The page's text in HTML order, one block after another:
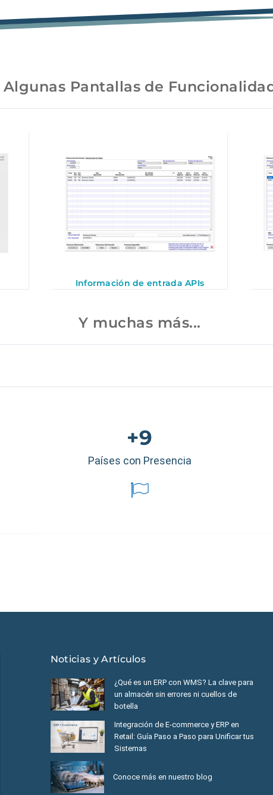
Algunas Pantallas de
Información de entrada APIs
Y muchas más...
+9
Países con Presencia
Noticias y Artículos
¿Qué es un ERP con WMS? La clave para
un almacén sin errores ni cuellos de
botella
Integración de E-commerce y ERP en
Retail: Guía Paso a Paso para Unificar tus
Sistemas
Conoce más en nuestro blog